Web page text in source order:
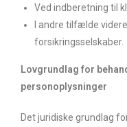
Ved indberetning til
I andre tilfælde
forsikringsselskaber.
Lovgrundlag for
personoplysninger
Det juridiske grundlag